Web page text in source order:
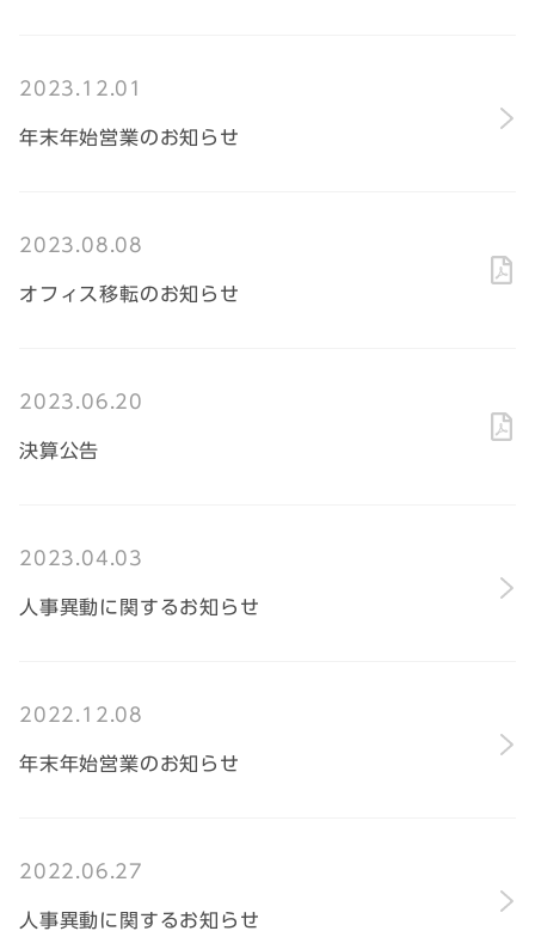
2023.12.01
年末年始営業のお知らせ
2023.08.08
オフィス移転のお知らせ
2023.06.20
決算公告
2023.04.03
人事異動に関するお知らせ
2022.12.08
年末年始営業のお知らせ
2022.06.27
人事異動に関するお知らせ